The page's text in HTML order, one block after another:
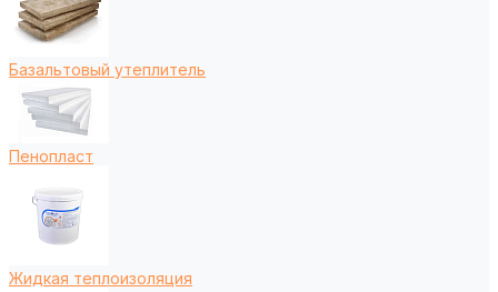
Базальтовый утеплитель
Пенопласт
Жидкая теплоизоляция